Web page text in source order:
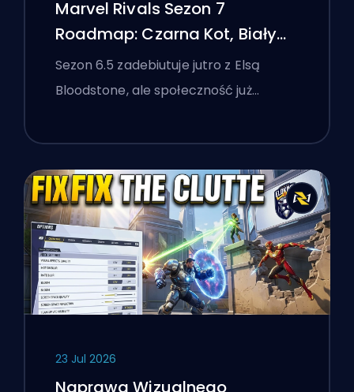
Marvel Rivals Sezon 7
Roadmap: Czarna Kot, Biały
Lis i Wydarzenie Monsters
Take Manhattan
Sezon 6.5 zadebiutuje jutro z Elsą
Bloodstone, ale społeczność już…
23 Jul 2026
Naprawa Wizualnego